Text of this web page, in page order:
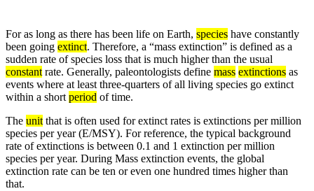
For as long as there has been life on Earth, species have constantly
been going extinct. Therefore, a “mass extinction” is defined as a
sudden rate of species loss that is much higher than the usual
constant rate. Generally, paleontologists define mass extinctions as
events where at least three-quarters of all living species go extinct
within a short period of time.
The unit that is often used for extinct rates is extinctions per million
species per year (E/MSY). For reference, the typical background
rate of extinctions is between 0.1 and 1 extinction per million
species per year. During Mass extinction events, the global
extinction rate can be ten or even one hundred times higher than
that.